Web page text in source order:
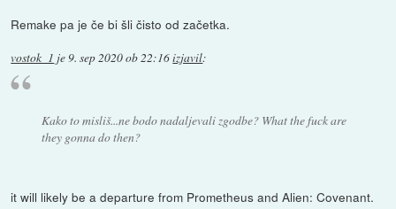
Remake pa je če bi šli čisto od začetka.
vostok_1 je9. sep 2020 ob 22:16izjavil:
Kako to misliš...ne bodo nadaljevali zgodbe? What the fuck are
they gonna do then?
it will likely be a departure from Prometheus and Alien: Covenant.